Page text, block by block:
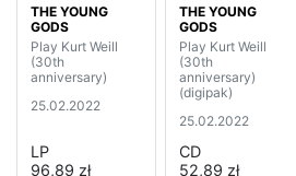
THE YOUNG
GODS
Play Kurt Weill
(30th
anniversary)
25.02.2022
LP
96,89 zł
THE YOUNG
GODS
Play Kurt Weill
(30th
anniversary)
(digipak)
25.02.2022
CD
52,89 zł